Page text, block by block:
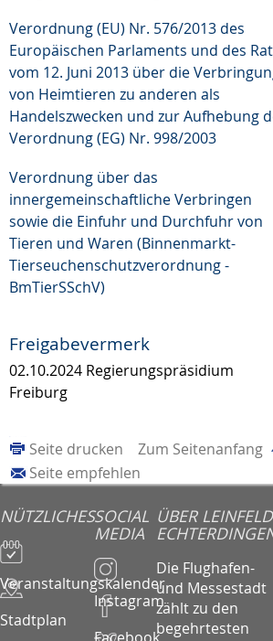
Verordnung (EU) Nr. 576/2013 des
Europäischen Parlaments und des
vom 12. Juni 2013 über die
von Heimtieren zu anderen als
Handelszwecken und zur Aufhebung
Verordnung (EG) Nr. 998/2003
Verordnung über das
innergemeinschaftliche Verbringen
sowie die Einfuhr und Durchfuhr von
Tieren und Waren (Binnenmarkt-
Tierseuchenschutzverordnung -
BmTierSSchV)
Freigabevermerk
02.10.2024 Regierungspräsidium
Freiburg
Zum Seitenanfang
Seite drucken
Seite empfehlen
NÜTZLICHES
Veranstaltungskalender
Stadtplan
SOCIAL
MEDIA
Instagram
ÜBER
Die Flughafen-
und Messestadt
zählt zu den
begehrtesten